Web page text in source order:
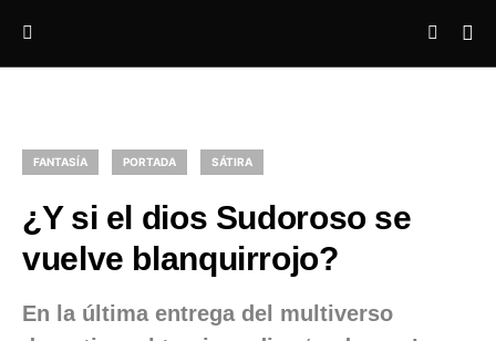
FANTASÍA PORTADA SÁTIRA
¿Y si el dios Sudoroso se
vuelve blanquirrojo?
En la última entrega del multiverso